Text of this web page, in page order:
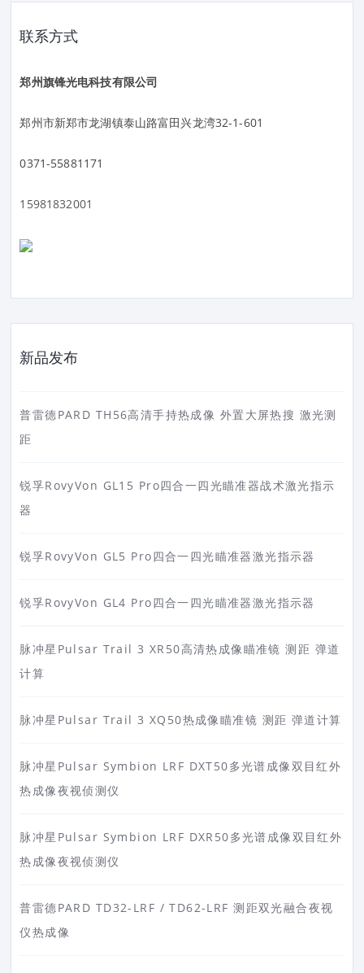
联系方式
郑州旗锋光电科技有限公司
郑州市新郑市龙湖镇泰山路富田兴龙湾32-1-601
0371-55881171
15981832001
新品发布
普雷德PARD TH56高清手持热成像 外置大屏热搜 激光测
距
锐孚RovyVon GL15 Pro四合一四光瞄准器战术激光指示
器
锐孚RovyVon GL5 Pro四合一四光瞄准器激光指示器
锐孚RovyVon GL4 Pro四合一四光瞄准器激光指示器
脉冲星Pulsar Trail 3 XR50高清热成像瞄准镜 测距 弹道
计算
脉冲星Pulsar Trail 3 XQ50热成像瞄准镜 测距 弹道计算
脉冲星Pulsar Symbion LRF DXT50多光谱成像双目红外
热成像夜视侦测仪
脉冲星Pulsar Symbion LRF DXR50多光谱成像双目红外
热成像夜视侦测仪
普雷德PARD TD32-LRF / TD62-LRF 测距双光融合夜视
仪热成像